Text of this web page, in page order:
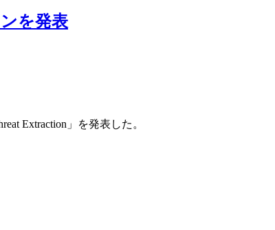
を発表
Extraction」を発表した。